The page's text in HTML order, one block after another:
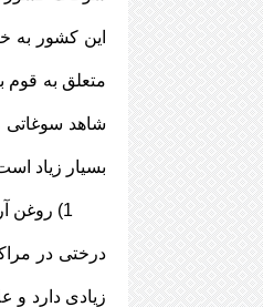
این کشور به
متعلق به
شاهد
بسیار زیاد
1) روغن آرگان یا ارقان سوغات مراکش
درختی در